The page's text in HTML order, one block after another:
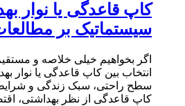
کاپ قاعدگی یا نوار
سیستماتیک بر
اگر بخواهیم خیلی خلاصه و
انتخاب بین کاپ قاعدگی یا نوار
سطح راحتی، سبک زندگی و
کاپ قاعدگی از نظر بهداشتی،